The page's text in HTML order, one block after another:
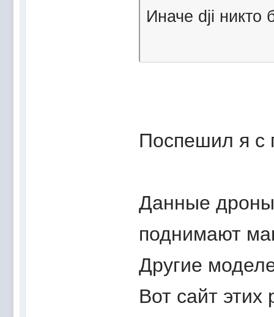
Иначе dji никто
Поспешил я с
Данные
поднимают
Другие
Вот сайт этих